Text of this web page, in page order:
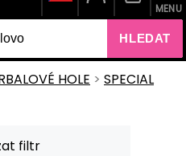
HLEDAT
MENU
HOLE
SPECIAL
filtr